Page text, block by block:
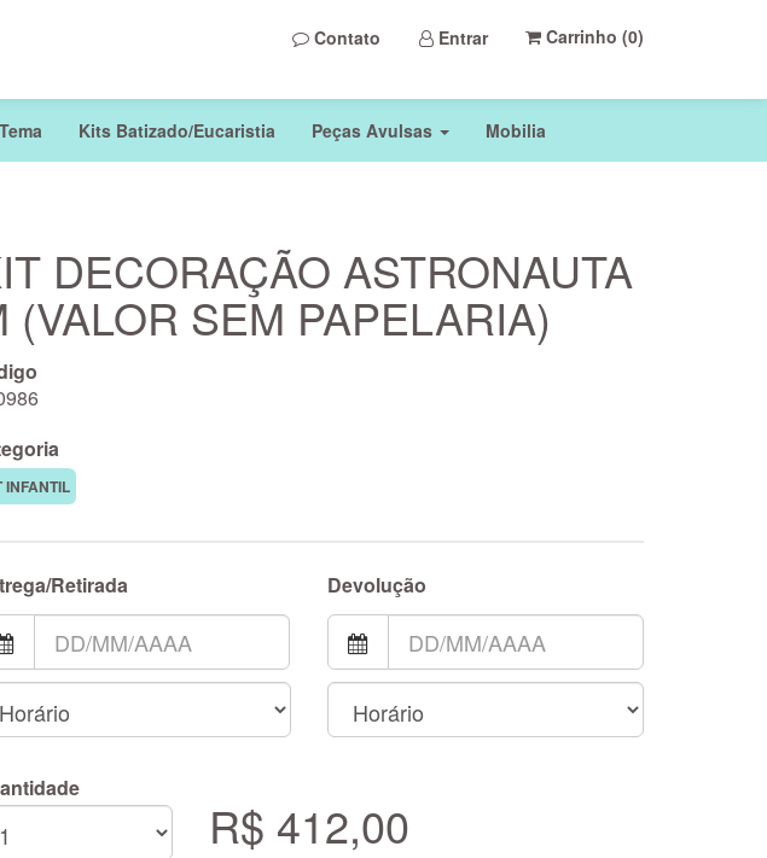
Contato Entrar Carrinho (0)
Kits Batizado/Eucaristia Peças Avulsas Mobilia
DECORAÇÃO ASTRONAUTA
(VALOR SEM PAPELARIA)
INFANTIL
Retirada Devolução
R$ 412,00